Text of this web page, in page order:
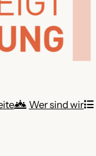
Wer sind wir